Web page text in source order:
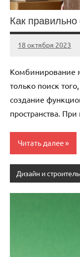
Как
18 октября 2023
Avtor
Нет
Комбинирование
только поиск
создание
пространства.
Читать далее
Дизайн и